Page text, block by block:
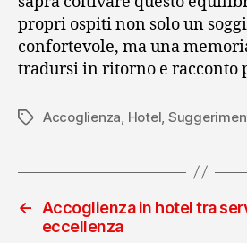
propri ospiti non solo un
confortevole, ma una
tradursi in ritorno e racconto
Tag Accoglienza, Hotel,
←
Accoglienza in hotel tra
eccellenza